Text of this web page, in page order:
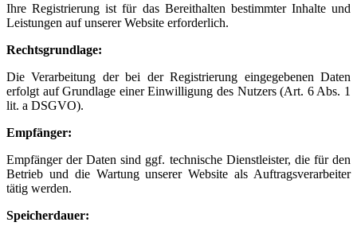
Ihre Registrierung ist für das Bereithalten bestimmter Inhalte und
Leistungen auf unserer Website erforderlich.
Rechtsgrundlage:
Die Verarbeitung der bei der Registrierung eingegebenen Daten
erfolgt auf Grundlage einer Einwilligung des Nutzers (Art. 6 Abs. 1
lit. a DSGVO).
Empfänger:
Empfänger der Daten sind ggf. technische Dienstleister, die für den
Betrieb und die Wartung unserer Website als Auftragsverarbeiter
tätig werden.
Speicherdauer: